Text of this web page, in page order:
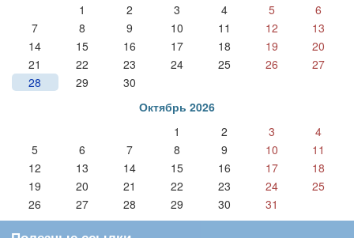
1
2 3 4 5
6
7
8 9 10 11 12
13
14
15 16 17 18 19
20
21
22 23 24 25 26
27
28
29
30
Октябрь 2026
1
2 3
4
5
6 7 8 9 10
11
12
13 14 15 16 17
18
19
20 21 22 23 24
25
26
27 28 29 30 31